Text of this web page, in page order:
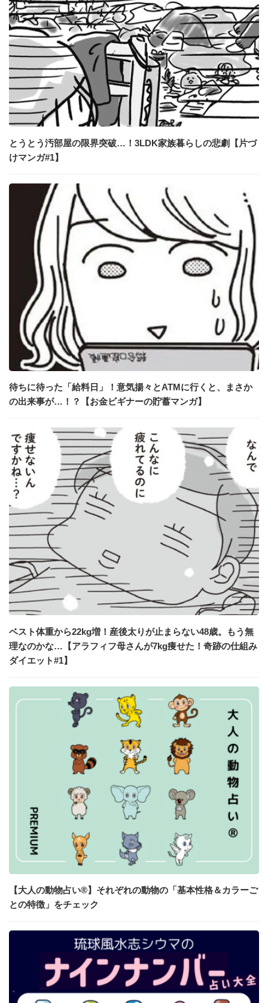
とうとう汚部屋の限界突破…！3LDK家族暮らしの悲劇【片づ
けマンガ#1】
待ちに待った「給料日」！意気揚々とATMに行くと、まさか
の出来事が…！？【お金ビギナーの貯蓄マンガ】
ベスト体重から22kg増！産後太りが止まらない48歳。もう無
理なのかな…【アラフィフ母さんが7kg痩せた！奇跡の仕組み
ダイエット#1】
【大人の動物占い®】それぞれの動物の「基本性格＆カラーご
との特徴」をチェック